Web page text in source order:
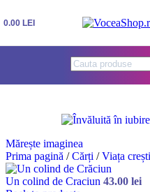
0.00 LEI
Mărește imaginea
Prima pagină / Cărți / Viața
Un colind de Craciun 43.00 lei